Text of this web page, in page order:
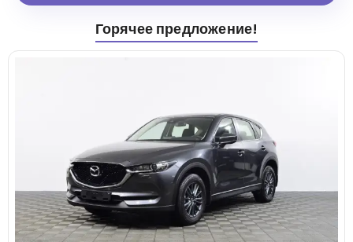
Горячее предложение!